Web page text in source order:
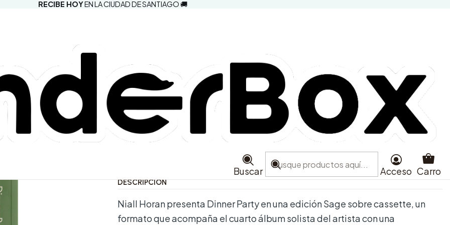
RECIBE HOYEN LA CIUDAD DE SANTIAGO 🚚
Buscar Acceso Carro
Sage
Agregar al Carro
Comprar ahora
Agregar a la lista de favoritos
Mostrar stock de ubicaciones
DESCRIPCIÓN
Niall Horan presenta Dinner Party en una edición Sage sobre cassette, un
formato que acompaña el cuarto álbum solista del artista con una